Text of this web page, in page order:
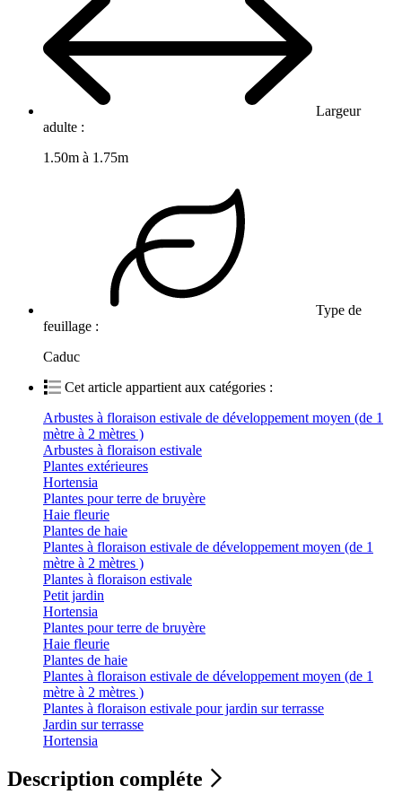
Largeur
adulte :
1.50m à 1.75m
Type de
feuillage :
Caduc
Cet article appartient aux catégories :
Arbustes à floraison estivale de développement moyen (de 1
mètre à 2 mètres )
Arbustes à floraison estivale
Plantes extérieures
Hortensia
Plantes pour terre de bruyère
Haie fleurie
Plantes de haie
Plantes à floraison estivale de développement moyen (de 1
mètre à 2 mètres )
Plantes à floraison estivale
Petit jardin
Hortensia
Plantes pour terre de bruyère
Haie fleurie
Plantes de haie
Plantes à floraison estivale de développement moyen (de 1
mètre à 2 mètres )
Plantes à floraison estivale pour jardin sur terrasse
Jardin sur terrasse
Hortensia
Description compléte